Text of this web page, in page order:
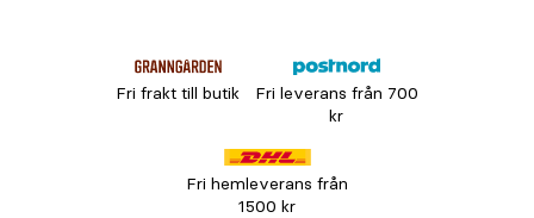
Fri frakt till butik
Fri leverans från 700
kr
Fri hemleverans från
1500 kr